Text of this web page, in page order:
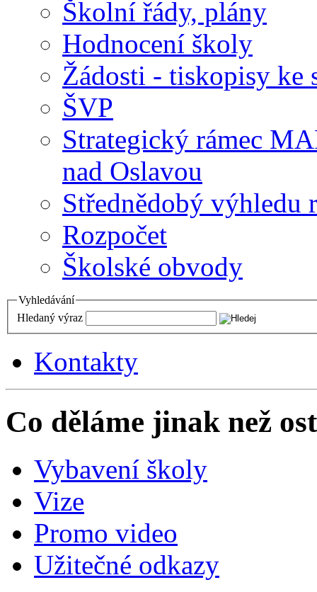
Školní řády, plány
Hodnocení školy
Žádosti - tiskopisy ke
ŠVP
Strategický rámec
nad Oslavou
Střednědobý výhledu
Rozpočet
Školské obvody
Vyhledávání
Hledaný výraz
Kontakty
Co děláme jinak než
Vybavení školy
Vize
Promo video
Užitečné odkazy